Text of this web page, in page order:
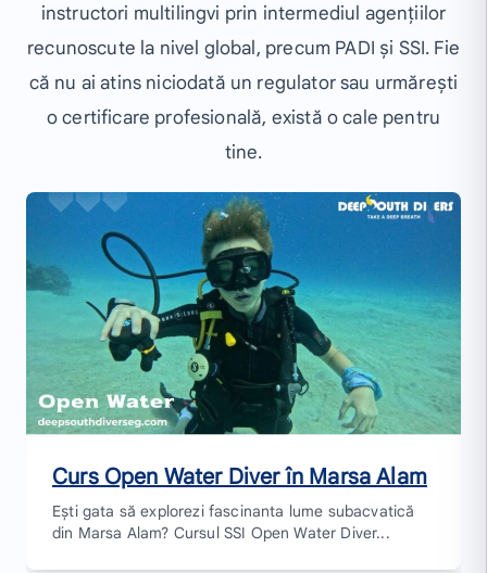
instructori multilingvi prin intermediul agențiilor
recunoscute la nivel global, precum PADI și SSI. Fie
că nu ai atins niciodată un regulator sau urmărești
o certificare profesională, există o cale pentru
tine.
Curs Open Water Diver în Marsa Alam
Ești gata să explorezi fascinanta lume subacvatică
din Marsa Alam? Cursul SSI Open Water Diver...